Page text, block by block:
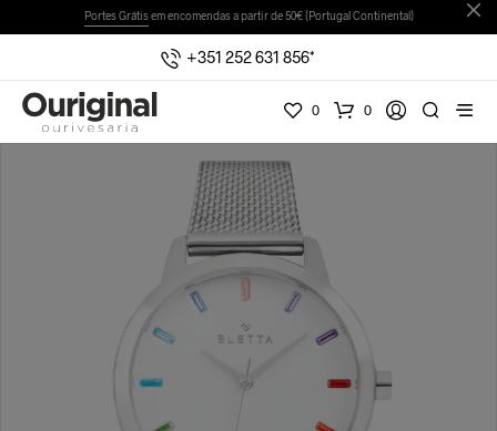
Portes Grátisem encomendas a partir de 50€ (Portugal Continental)
+351 252 631 856*
0 0